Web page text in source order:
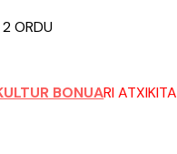
2 ORDU
BONUARI